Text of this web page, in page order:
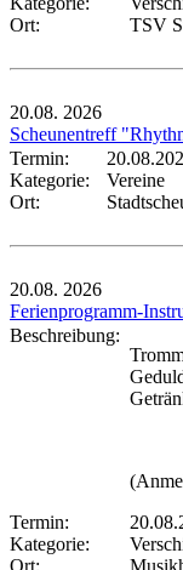
Ort:
TSV
20.08. 2026
Scheunentreff
Termin:
Kategorie:
Vereine
Ort:
20.08. 2026
Ferienprogramm-
Beschreibung:
Termin:
Kategorie:
Ort: